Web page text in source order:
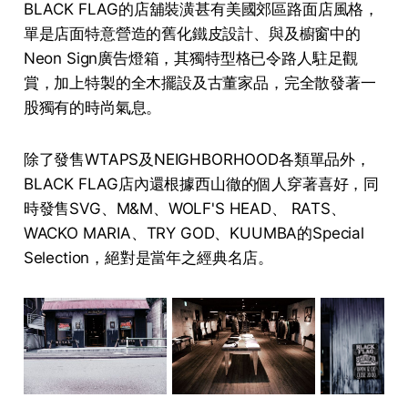
BLACK FLAG的店舖裝潢甚有美國郊區路面店風格，
單是店面特意營造的舊化鐵皮設計、與及櫥窗中的
Neon Sign廣告燈箱，其獨特型格已令路人駐足觀
賞，加上特製的全木擺設及古董家品，完全散發著一
股獨有的時尚氣息。
除了發售WTAPS及NEIGHBORHOOD各類單品外，
BLACK FLAG店內還根據西山徹的個人穿著喜好，同
時發售SVG、M&M、WOLF'S HEAD、 RATS、
WACKO MARIA、TRY GOD、KUUMBA的Special
Selection，絕對是當年之經典名店。